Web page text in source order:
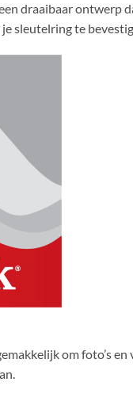
draaibaar ontwerp
sleutelring te
om foto’s en